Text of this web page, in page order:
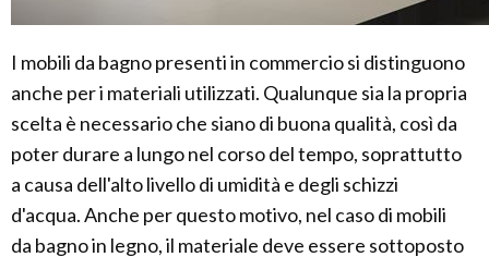
I mobili da bagno presenti in commercio si distinguono
anche per i materiali utilizzati. Qualunque sia la propria
scelta è necessario che siano di buona qualità, così da
poter durare a lungo nel corso del tempo, soprattutto
a causa dell'alto livello di umidità e degli schizzi
d'acqua. Anche per questo motivo, nel caso di mobili
da bagno in legno, il materiale deve essere sottoposto